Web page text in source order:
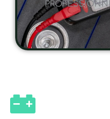
Flex Batterie, votre